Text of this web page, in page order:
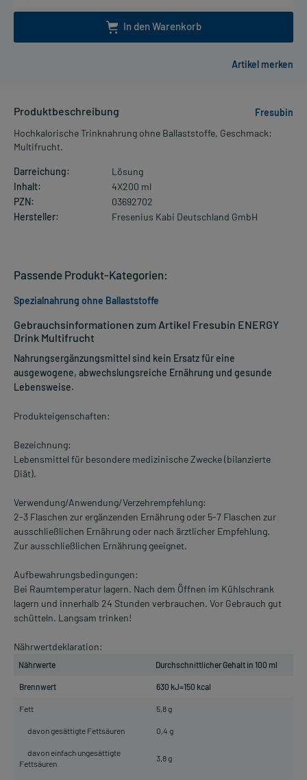
In den Warenkorb
Produktbeschreibung
Fresubin
Hochkalorische Trinknahrung ohne Ballaststoffe, Geschmack:
Multifrucht.
Darreichung:
Lösung
Inhalt:
4X200 ml
PZN:
03692702
Hersteller:
Fresenius Kabi Deutschland GmbH
Gebrauchsinformationen zum Artikel Fresubin ENERGY
Drink Multifrucht
Nahrungsergänzungsmittel sind kein Ersatz für eine
ausgewogene, abwechslungsreiche Ernährung und gesunde
Lebensweise.
Produkteigenschaften:
Bezeichnung:
Lebensmittel für besondere medizinische Zwecke (bilanzierte
Diät).
Verwendung/Anwendung/Verzehrempfehlung:
2-3 Flaschen zur ergänzenden Ernährung oder 5-7 Flaschen zur
ausschließlichen Ernährung oder nach ärztlicher Empfehlung.
Zur ausschließlichen Ernährung geeignet.
Aufbewahrungsbedingungen:
Bei Raumtemperatur lagern. Nach dem Öffnen im Kühlschrank
lagern und innerhalb 24 Stunden verbrauchen. Vor Gebrauch gut
schütteln. Langsam trinken!
Nährwertdeklaration:
Nährwerte Durchschnittlicher Gehalt in 100 ml
Brennwert 630 kJ=150 kcal
Fett 5,8 g
davon gesättigte Fettsäuren 0,4 g
davon einfach ungesättigte
Fettsäuren
3,8 g
Passende Produkt-Kategorien:
Spezialnahrung ohne Ballaststoffe